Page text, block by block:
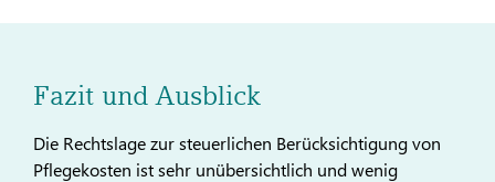
Fazit und Ausblick
Die Rechtslage zur steuerlichen Berücksichtigung von
Pflegekosten ist sehr unübersichtlich und wenig